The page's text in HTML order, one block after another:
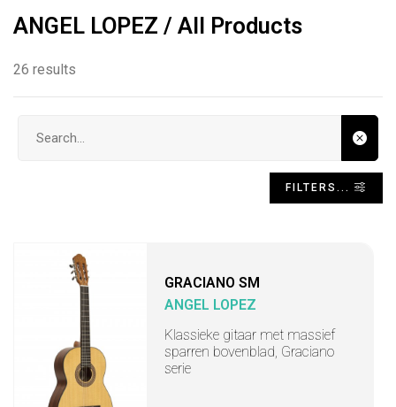
ANGEL LOPEZ / All Products
26 results
FILTERS...
GRACIANO SM
ANGEL LOPEZ
Klassieke gitaar met massief
sparren bovenblad, Graciano
serie